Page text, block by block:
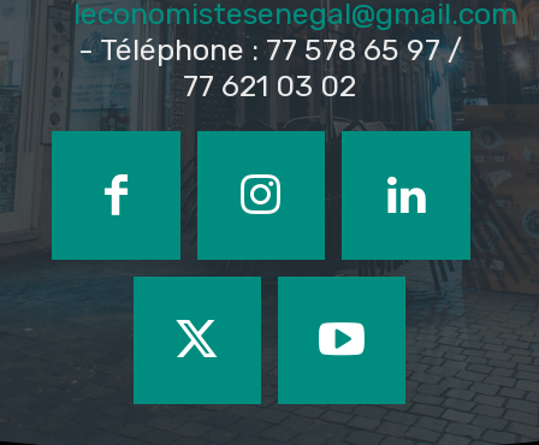
leconomistesenegal@gmail.com
- Téléphone : 77 578 65 97 /
77 621 03 02